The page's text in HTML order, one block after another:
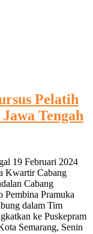
Pelatih
Tengah
19 Februari 2024
Kwartir Cabang
Cabang
Pembina Pramuka
dalam Tim
ke Puskepram
Semarang, Senin